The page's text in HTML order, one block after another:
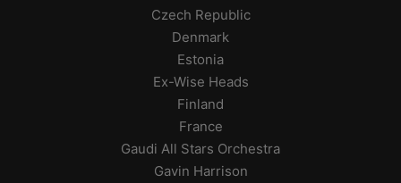
Czech Republic
Denmark
Estonia
Ex-Wise Heads
Finland
France
Gaudi All Stars Orchestra
Gavin Harrison